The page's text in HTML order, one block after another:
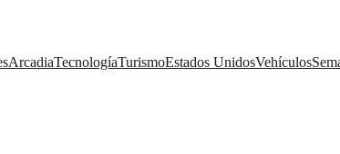
ArcadiaTecnologíaTurismoEstados UnidosVehículos